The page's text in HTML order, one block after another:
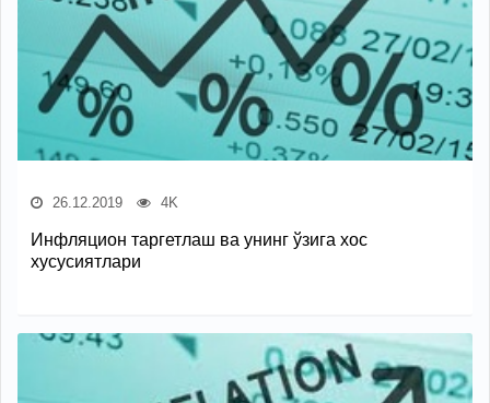
26.12.2019 4K
Инфляцион таргетлаш ва унинг ўзига хос
хусусиятлари